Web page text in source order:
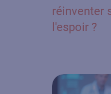
réinventer
l'espoir ?